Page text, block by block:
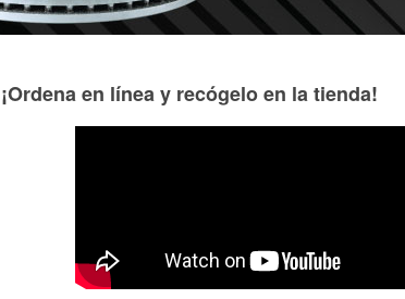
⭐️⭐️⭐️⭐️⭐️
Service from
¡Ordena en línea y recógelo en la tienda!